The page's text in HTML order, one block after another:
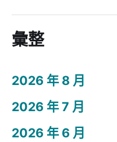
彙整
2026 年 8 月
2026 年 7 月
2026 年 6 月